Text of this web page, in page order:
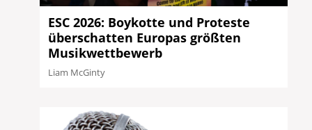
ESC 2026: Boykotte und Proteste
überschatten Europas größten
Musikwettbewerb
Liam McGinty